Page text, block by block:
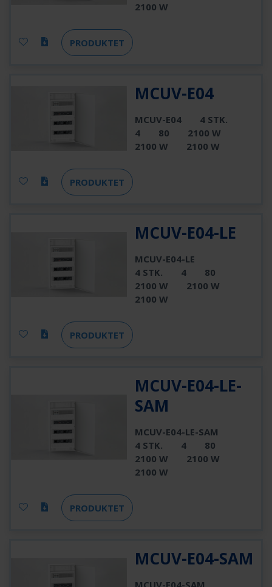
2100 W
PRODUKTET
MCUV-E04
MCUV-E04
4 STK.
4
80
2100 W
2100 W
2100 W
PRODUKTET
MCUV-E04-LE
MCUV-E04-LE
4 STK.
4
80
2100 W
2100 W
2100 W
PRODUKTET
MCUV-E04-LE-
SAM
MCUV-E04-LE-SAM
4 STK.
4
80
2100 W
2100 W
2100 W
PRODUKTET
MCUV-E04-SAM
MCUV-E04-SAM